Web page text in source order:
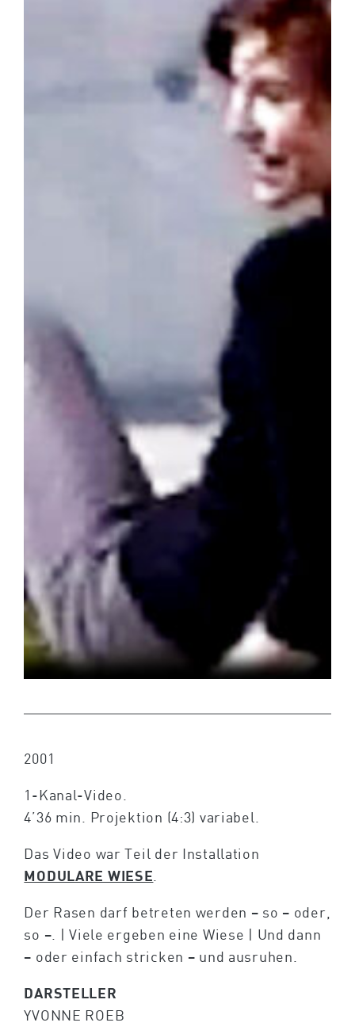
2001
1-Kanal-Video.
4’36 min. Projektion (4:3) variabel.
Das Video war Teil der Installation
MODULARE WIESE
Der Rasen darf betreten werden – so – oder,
so –. | Viele ergeben eine Wiese | Und dann
– oder einfach stricken – und ausruhen.
DARSTELLER
YVONNE ROEB